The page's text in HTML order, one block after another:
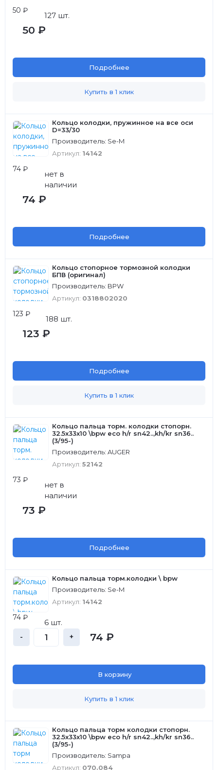
50 ₽
127 шт.
50 ₽
Подробнее
Купить в 1 клик
Кольцо колодки, пружинное на все оси
D=33/30
Производитель: Se-M
Артикул: 14142
74 ₽
нет в
наличии
74 ₽
Подробнее
Кольцо стопорное тормозной колодки
БПВ (оригинал)
Производитель: BPW
Артикул: 0318802020
123 ₽
188 шт.
123 ₽
Подробнее
Купить в 1 клик
Кольцо пальца торм. колодки стопорн.
32.5x33x10 \bpw eco h/r sn42..,kh/kr sn36..
(3/95-)
Производитель: AUGER
Артикул: 52142
73 ₽
нет в
наличии
73 ₽
Подробнее
Кольцо пальца торм.колодки \ bpw
Производитель: Se-M
Артикул: 14142
74 ₽
6 шт.
- + 74 ₽
В корзину
Купить в 1 клик
Кольцо пальца торм колодки стопорн.
32.5x33x10 \bpw eco h/r sn42..,kh/kr sn36..
(3/95-)
Производитель: Sampa
Артикул: 070.084